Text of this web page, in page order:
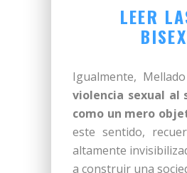
LEER
Igualmente,
violencia sexual al
como un mero
este sentido,
altamente
a construir una